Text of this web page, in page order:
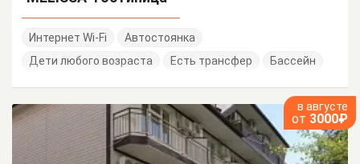
Интернет Wi-Fi
Автостоянка
Дети любого возраста
Есть трансфер Бассейн
в августе
от 3000₽